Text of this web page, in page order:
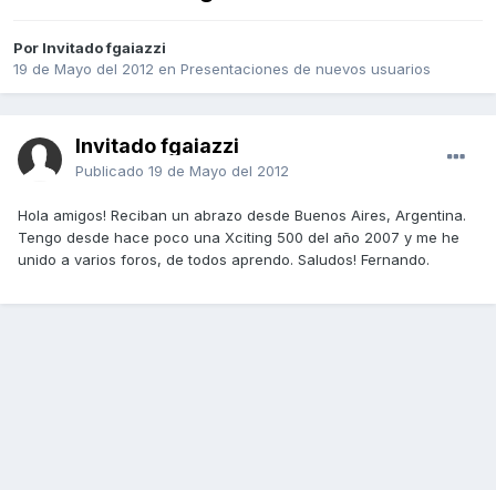
Por Invitado fgaiazzi
19 de Mayo del 2012 en Presentaciones de nuevos usuarios
Invitado fgaiazzi
Publicado 19 de Mayo del 2012
Hola amigos! Reciban un abrazo desde Buenos Aires, Argentina.
Tengo desde hace poco una Xciting 500 del año 2007 y me he
unido a varios foros, de todos aprendo. Saludos! Fernando.